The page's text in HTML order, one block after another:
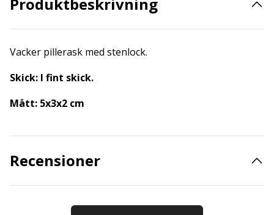
Vacker pillerask med stenlock.
Skick: I fint skick.
Mått: 5x3x2 cm
Recensioner